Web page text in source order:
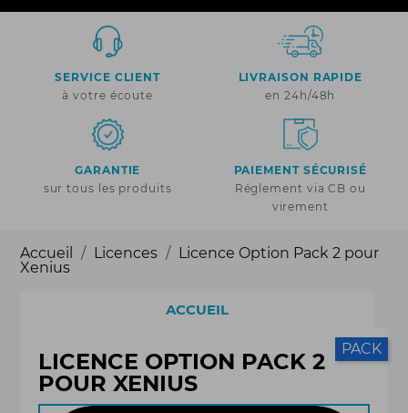
SERVICE CLIENT
à votre écoute
LIVRAISON RAPIDE
en 24h/48h
GARANTIE
sur tous les produits
PAIEMENT SÉCURISÉ
Réglement via CB ou
virement
Accueil Licences
Licence Option Pack 2 pour
Xenius
ACCUEIL
LICENCE OPTION PACK 2
POUR XENIUS
PACK